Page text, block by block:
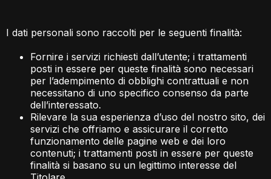
I dati personali sono raccolti per le seguenti finalità:
Fornire i servizi richiesti dall’utente; i trattamenti
posti in essere per queste finalità sono necessari
per l’adempimento di obblighi contrattuali e non
necessitano di uno specifico consenso da parte
dell’interessato.
Rilevare la sua esperienza d’uso del nostro sito, dei
servizi che offriamo e assicurare il corretto
funzionamento delle pagine web e dei loro
contenuti; i trattamenti posti in essere per queste
finalità si basano su un legittimo interesse del